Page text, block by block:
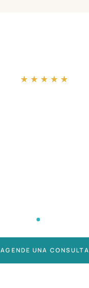
“
★★★★★
AGENDE UNA CONSULTA